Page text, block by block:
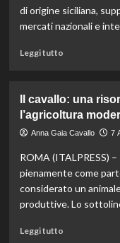
di origine siciliana,
mercati nazionali e
Leggi tuttoLeggi
Controllo
qualità
olio
vino:
l’IRVO
potenzia
per
Il cavallo: una
l’agricoltura
Anna Gaia Cavallo 7
ROMA (ITALPRESS)
pienamente come
considerato un
produttive. Lo
Leggi tuttoLeggi